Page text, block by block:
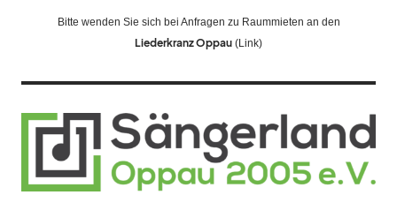
Bitte wenden Sie sich bei Anfragen zu Raummieten an den
Liederkranz Oppau (Link)